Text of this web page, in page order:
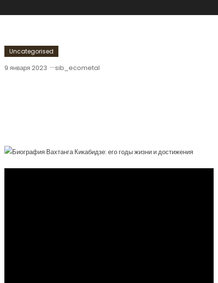
Uncategorised
9 января 2023 sib_ecometal